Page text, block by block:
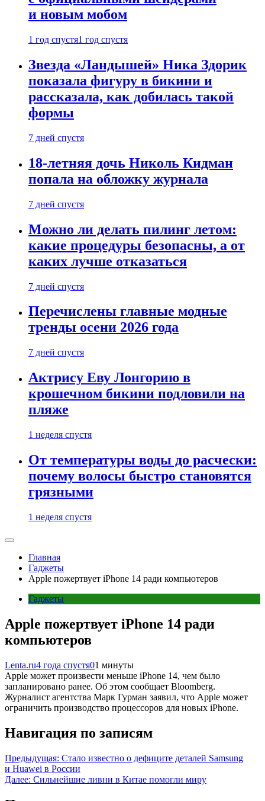
и новым мобом
1 год спустя1 год спустя
Звезда «Ландышей» Ника Здорик
показала фигуру в бикини и
рассказала, как добилась такой
формы
7 дней спустя
18-летняя дочь Николь Кидман
попала на обложку журнала
7 дней спустя
Можно ли делать пилинг летом:
какие процедуры безопасны, а от
каких лучше отказаться
7 дней спустя
Перечислены главные модные
тренды осени 2026 года
7 дней спустя
Актрису Еву Лонгорию в
крошечном бикини подловили на
пляже
1 неделя спустя
От температуры воды до расчески:
почему волосы быстро становятся
грязными
1 неделя спустя
Главная
Гаджеты
Apple пожертвует iPhone 14 ради компьютеров
Гаджеты
Apple пожертвует iPhone 14 ради
компьютеров
Lenta.ru4 года спустя01 минуты
Apple может произвести меньше iPhone 14, чем было
запланировано ранее. Об этом сообщает Bloomberg.
Журналист агентства Марк Гурман заявил, что Apple может
ограничить производство процессоров для новых iPhone.
Навигация по записям
Предыдущая: Стало известно о дефиците деталей Samsung
и Huawei в России
Далее: Сильнейшие ливни в Китае помогли миру